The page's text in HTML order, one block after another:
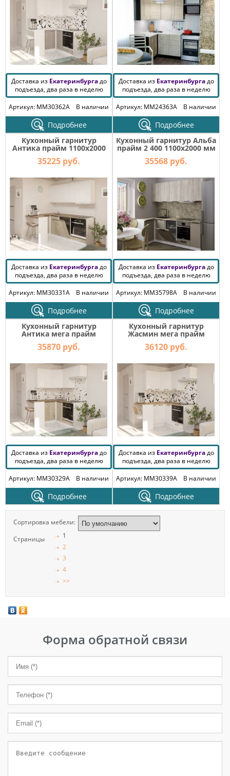
Доставка из Екатеринбургадо
подъезда, два раза в неделю
Артикул: MM30362A
В наличии
Подробнее
Доставка из Екатеринбургадо
подъезда, два раза в неделю
Артикул: MM24363A
В наличии
Подробнее
Кухонный гарнитур
Антика прайм 1100х2000
мм
35225 руб.
Доставка из Екатеринбургадо
подъезда, два раза в неделю
Артикул: MM30331A
В наличии
Подробнее
Кухонный гарнитур Альба
прайм 2 400 1100х2000 мм
(ПМ)
35568 руб.
Доставка из Екатеринбургадо
подъезда, два раза в неделю
Артикул: MM35798A
В наличии
Подробнее
Кухонный гарнитур
Антика мега прайм
1200х1600 мм
35870 руб.
Доставка из Екатеринбургадо
подъезда, два раза в неделю
Артикул: MM30329A
В наличии
Подробнее
Кухонный гарнитур
Жасмин мега прайм
1200х1600 мм
36120 руб.
Доставка из Екатеринбургадо
подъезда, два раза в неделю
Артикул: MM30339A
В наличии
Подробнее
Сортировка мебели:
Страницы
1
2
3
4
>>
Форма обратной связи